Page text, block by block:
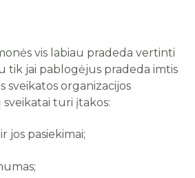
ir apdovanojimai
vykdymo ataskaitų rinkiniai
ataskaitų rinkiniai
grupinės psichologo
vis labiau pradeda vertinti
tik jai pablogėjus pradeda imtis
sveikatos organizacijos
turi įtakos:
jos pasiekimai;